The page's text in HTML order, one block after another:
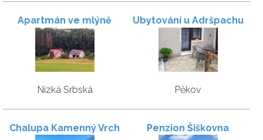
Apartmán ve mlýně
Nízká Srbská
Ubytování u Adršpachu
Pěkov
Chalupa Kamenný Vrch Penzion Šiškovna